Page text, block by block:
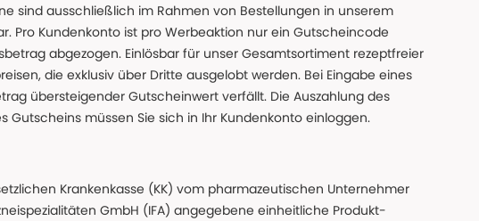
sind ausschließlich im Rahmen von Bestellungen in unserem
Pro Kundenkonto ist pro Werbeaktion nur ein Gutscheincode
abgezogen. Einlösbar für unser Gesamtsortiment rezeptfreier
die exklusiv über Dritte ausgelobt werden. Bei Eingabe eines
übersteigender Gutscheinwert verfällt. Die Auszahlung des
müssen Sie sich in Ihr Kundenkonto einloggen.
Krankenkasse (KK) vom pharmazeutischen Unternehmer
GmbH (IFA) angegebene einheitliche Produkt-